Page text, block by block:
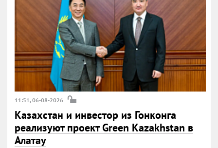
11:51, 06-08-2026
Казахстан и инвестор из Гонконга
реализуют проект Green Kazakhstan в
Алатау